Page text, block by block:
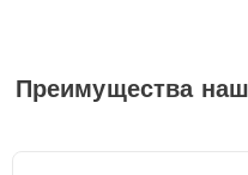
Преимущества